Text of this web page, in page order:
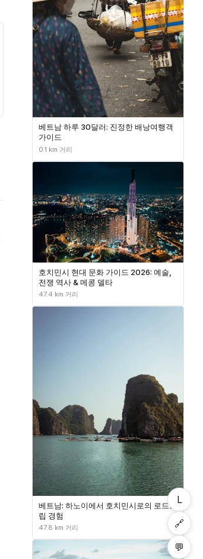
베트남 하루 30달러: 진정한 배낭여행객
가이드
0.1 km 거리
호치민시 현대 문화 가이드 2026: 예술,
전쟁 역사 & 메콩 델타
47.4 km 거리
베트남: 하노이에서 호치민시로의 로드트
립 경험
47.8 km 거리
L
🔗
💬